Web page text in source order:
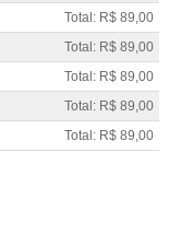
Total: R$ 89,00
Total: R$ 89,00
Total: R$ 89,00
Total: R$ 89,00
Total: R$ 89,00